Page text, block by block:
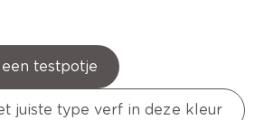
testpotje
juiste type verf in deze kleur